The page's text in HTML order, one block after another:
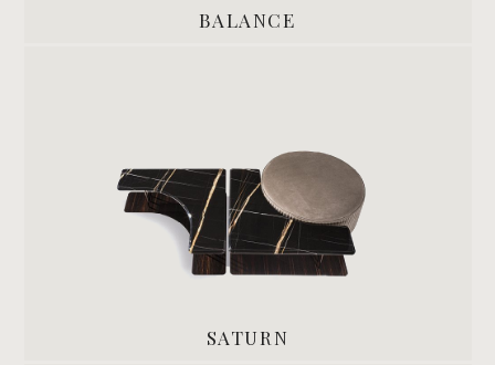
BALANCE
SATURN